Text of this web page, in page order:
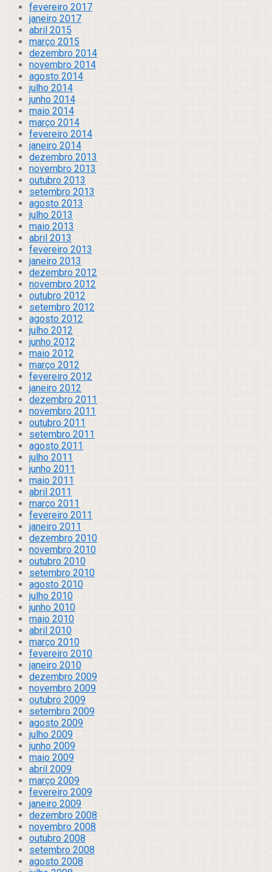
fevereiro 2017
janeiro 2017
abril 2015
março 2015
dezembro 2014
novembro 2014
agosto 2014
julho 2014
junho 2014
maio 2014
março 2014
fevereiro 2014
janeiro 2014
dezembro 2013
novembro 2013
outubro 2013
setembro 2013
agosto 2013
julho 2013
maio 2013
abril 2013
fevereiro 2013
janeiro 2013
dezembro 2012
novembro 2012
outubro 2012
setembro 2012
agosto 2012
julho 2012
junho 2012
maio 2012
março 2012
fevereiro 2012
janeiro 2012
dezembro 2011
novembro 2011
outubro 2011
setembro 2011
agosto 2011
julho 2011
junho 2011
maio 2011
abril 2011
março 2011
fevereiro 2011
janeiro 2011
dezembro 2010
novembro 2010
outubro 2010
setembro 2010
agosto 2010
julho 2010
junho 2010
maio 2010
abril 2010
março 2010
fevereiro 2010
janeiro 2010
dezembro 2009
novembro 2009
outubro 2009
setembro 2009
agosto 2009
julho 2009
junho 2009
maio 2009
abril 2009
março 2009
fevereiro 2009
janeiro 2009
dezembro 2008
novembro 2008
outubro 2008
setembro 2008
agosto 2008